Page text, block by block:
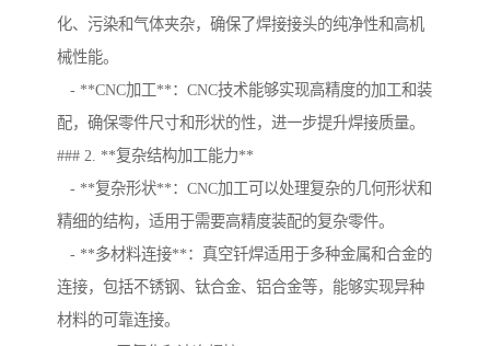
化、污染和气体夹杂，确保了焊接接头的纯净性和高机
械性能。
- **CNC加工**：CNC技术能够实现高精度的加工和装
配，确保零件尺寸和形状的性，进一步提升焊接质量。
### 2. **复杂结构加工能力**
- **复杂形状**：CNC加工可以处理复杂的几何形状和
精细的结构，适用于需要高精度装配的复杂零件。
- **多材料连接**：真空钎焊适用于多种金属和合金的
连接，包括不锈钢、钛合金、铝合金等，能够实现异种
材料的可靠连接。